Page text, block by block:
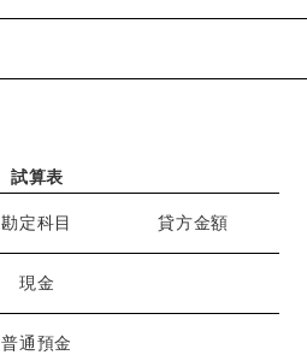
試算表
勘定科目 貸方金額
現金
普通預金